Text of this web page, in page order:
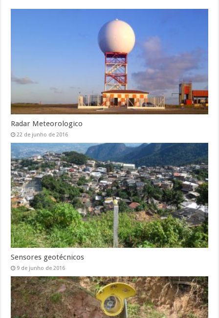
Radar Meteorologico
22 de junho de 2016
Sensores geotécnicos
9 de junho de 2016